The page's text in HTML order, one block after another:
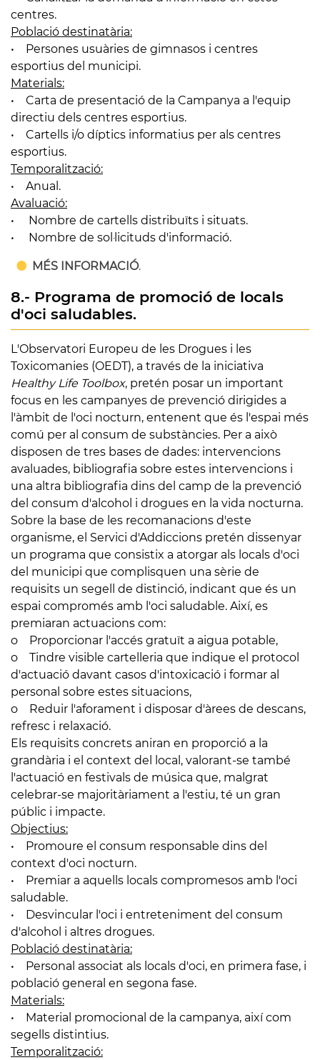
centres.
Població destinatària:
• Persones usuàries de gimnasos i centres
esportius del municipi.
Materials:
• Carta de presentació de la Campanya a l'equip
directiu dels centres esportius.
• Cartells i/o díptics informatius per als centres
esportius.
Temporalització:
• Anual.
Avaluació:
• Nombre de cartells distribuïts i situats.
• Nombre de sol·licituds d'informació.
MÉS INFORMACIÓ.
8.- Programa de promoció de locals
d'oci saludables.
L'Observatori Europeu de les Drogues i les
Toxicomanies (OEDT), a través de la iniciativa
Healthy Life Toolbox, pretén posar un important
focus en les campanyes de prevenció dirigides a
l'àmbit de l'oci nocturn, entenent que és l'espai més
comú per al consum de substàncies. Per a això
disposen de tres bases de dades: intervencions
avaluades, bibliografia sobre estes intervencions i
una altra bibliografia dins del camp de la prevenció
del consum d'alcohol i drogues en la vida nocturna.
Sobre la base de les recomanacions d'este
organisme, el Servici d'Addiccions pretén dissenyar
un programa que consistix a atorgar als locals d'oci
del municipi que complisquen una sèrie de
requisits un segell de distinció, indicant que és un
espai compromés amb l'oci saludable. Així, es
premiaran actuacions com:
o Proporcionar l'accés gratuït a aigua potable,
o Tindre visible cartelleria que indique el protocol
d'actuació davant casos d'intoxicació i formar al
personal sobre estes situacions,
o Reduir l'aforament i disposar d'àrees de descans,
refresc i relaxació.
Els requisits concrets aniran en proporció a la
grandària i el context del local, valorant-se també
l'actuació en festivals de música que, malgrat
celebrar-se majoritàriament a l'estiu, té un gran
públic i impacte.
Objectius:
• Promoure el consum responsable dins del
context d'oci nocturn.
• Premiar a aquells locals compromesos amb l'oci
saludable.
• Desvincular l'oci i entreteniment del consum
d'alcohol i altres drogues.
Població destinatària:
• Personal associat als locals d'oci, en primera fase, i
població general en segona fase.
Materials:
• Material promocional de la campanya, així com
segells distintius.
Temporalització: